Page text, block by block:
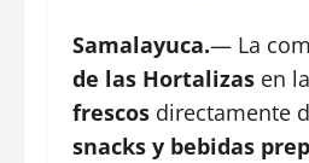
Samalayuca.— La
de las Hortalizas en la
frescos directamente
snacks y bebidas